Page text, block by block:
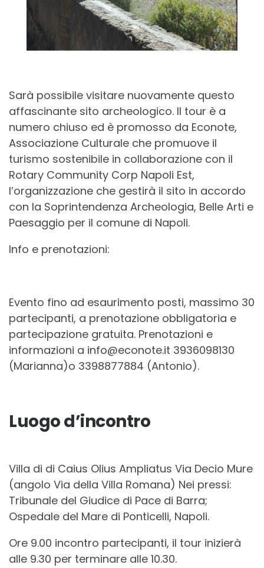
Sarà possibile visitare nuovamente questo
affascinante sito archeologico. Il tour è a
numero chiuso ed è promosso da Econote,
Associazione Culturale che promuove il
turismo sostenibile in collaborazione con il
Rotary Community Corp Napoli Est,
l’organizzazione che gestirà il sito in accordo
con la Soprintendenza Archeologia, Belle Arti e
Paesaggio per il comune di Napoli.
Info e prenotazioni:
Evento fino ad esaurimento posti, massimo 30
partecipanti, a prenotazione obbligatoria e
partecipazione gratuita. Prenotazioni e
informazioni a info@econote.it 3936098130
(Marianna)o 3398877884 (Antonio).
Luogo d’incontro
Villa di di Caius Olius Ampliatus Via Decio Mure
(angolo Via della Villa Romana) Nei pressi:
Tribunale del Giudice di Pace di Barra;
Ospedale del Mare di Ponticelli, Napoli.
Ore 9.00 incontro partecipanti, il tour inizierà
alle 9.30 per terminare alle 10.30.